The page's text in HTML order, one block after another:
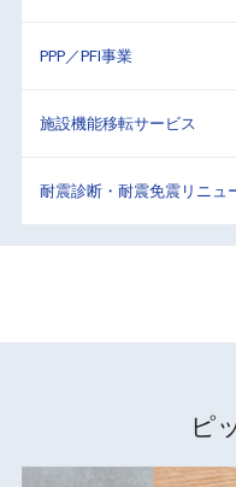
PPP／PFI事業
施設機能移転サービス
耐震診断・耐震免震リニュ
ピ